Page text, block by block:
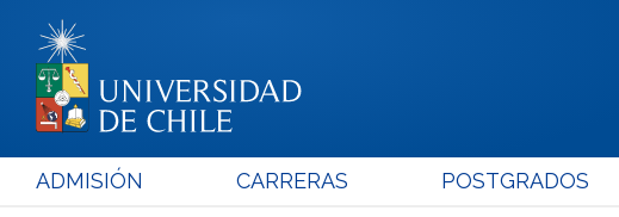
ADMISIÓN CARRERAS POSTGRADOS